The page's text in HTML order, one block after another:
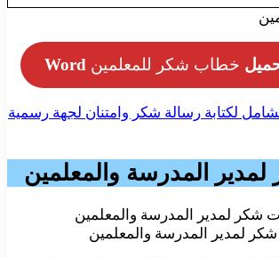
خطاب شكر للمعلمين Word
لكتابة رسالة شكر وامتنان لجهة رسمية
المدرسة والمعلمين
لمدير المدرسة والمعلمين